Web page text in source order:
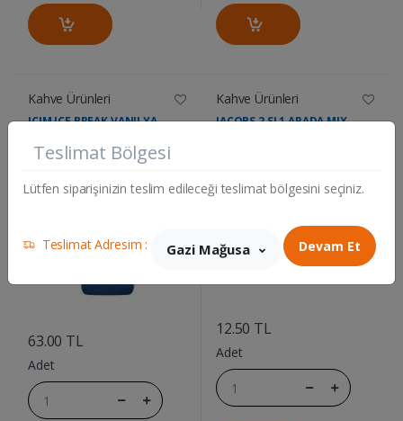
Kahve Ürünleri
ICIM ICE BREAK VANILYA
63.00 TL
Adet
Kahve Ürünleri
JACOBS 2 SI 1 ARADA MIX
12.50 TL
Adet
Teslimat Bölgesi
Lütfen siparişinizin teslim edileceği teslimat bölgesini seçiniz.
Teslimat Adresim : Gazi Mağusa Devam Et